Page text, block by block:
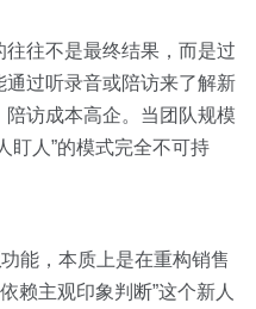
往不是最终结果，而是过
过听录音或陪访来了解新
陪访成本高企。当团队规模
盯人”的模式完全不可持
功能，本质上是在重构销售
赖主观印象判断”这个新人